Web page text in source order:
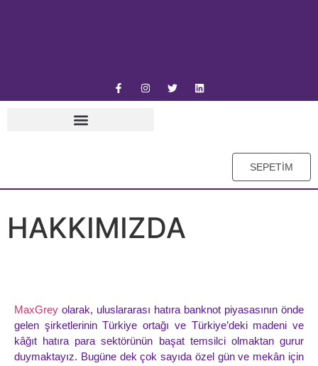
SEPETİM
HAKKIMIZDA
MaxGrey olarak, uluslararası hatıra banknot piyasasının önde
gelen şirketlerinin Türkiye ortağı ve Türkiye’deki madeni ve
kâğıt hatıra para sektörünün başat temsilci olmaktan gurur
duymaktayız. Bugüne dek çok sayıda özel gün ve mekân için